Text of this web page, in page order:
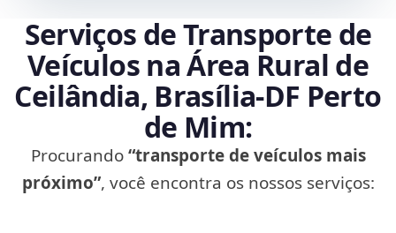
Serviços de Transporte de
Veículos na Área Rural de
Ceilândia, Brasília‑DF Perto
de Mim:
Procurando“transporte de veículos mais
próximo”, você encontra os nossos serviços: